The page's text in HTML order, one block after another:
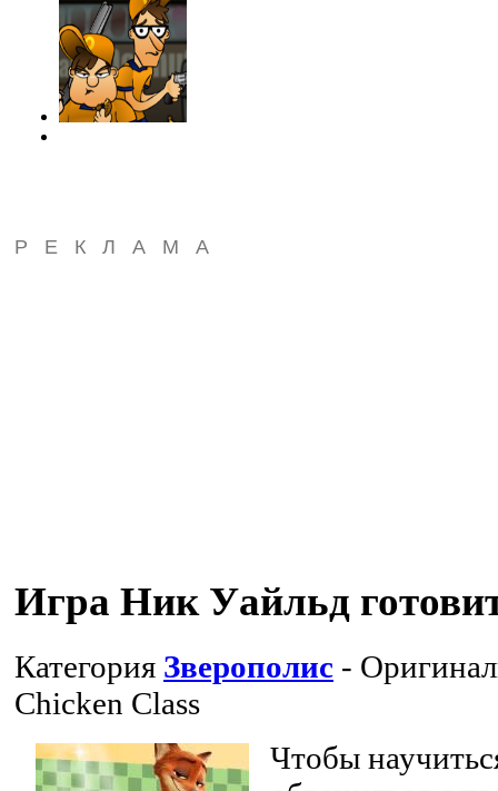
РЕКЛАМА
Игра Ник Уайльд
Категория Зверополис -
Chicken Class
Чтобы